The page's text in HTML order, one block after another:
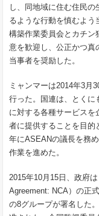
し、同地域に住む住民
るような行動を慎むよ
構築作業委員会とカチン
意を歓迎し、公正かつ真
当事者を奨励した。
ミャンマーは2014年3月
行った。国連は、とくに
に対する各種サービスを
者に提供することを目的
年にASEANの議長を務
作業を進めた。
2015年10月15日、政府
Agreement: NCA）の正
の8グループが署名した